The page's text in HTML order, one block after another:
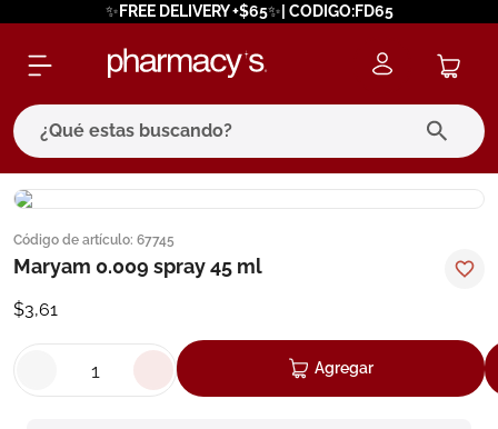
✨FREE DELIVERY +$65✨| CODIGO:FD65
¿Qué estas buscando?
Código de artículo: 67745
Maryam 0.009 spray 45 ml
$3,61
Agregar
términos más buscados
1. eucerin
2
bioderma
5. cerave